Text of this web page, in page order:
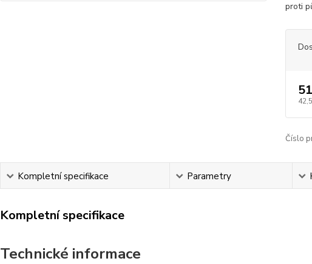
proti
Číslo
Kompletní specifikace Parametry
Kompletní specifikace
Technické informace